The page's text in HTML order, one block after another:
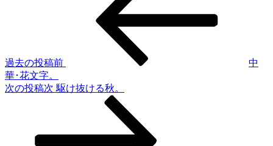
過去の投稿前
中
華･花文字。
次の投稿次 駆け抜ける秋。